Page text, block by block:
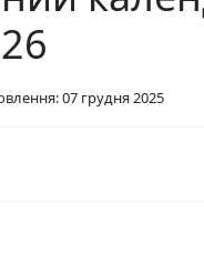
07 грудня 2025